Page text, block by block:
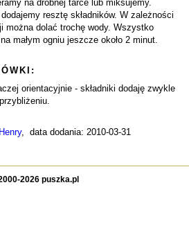
na drobnej tarce lub miksujemy.
resztę składników. W zależności
można dolać trochę wody. Wszystko
małym ogniu jeszcze około 2 minut.
orientacyjnie - składniki dodaję zwykle
, data dodania: 2010-03-31
2026 puszka.pl